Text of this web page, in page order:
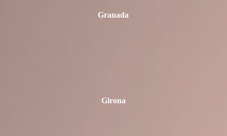
Granada
Girona